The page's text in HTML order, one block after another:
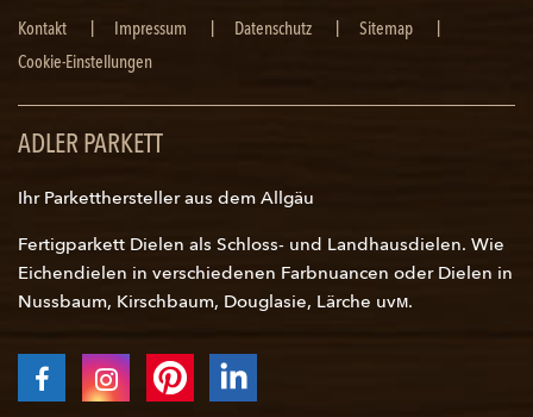
Navigation
überspringen
Kontakt Impressum Datenschutz
Sitemap
Cookie-Einstellungen
ADLER PARKETT
Ihr Parketthersteller aus dem Allgäu
Fertigparkett Dielen als Schloss- und Landhausdielen. Wie
Eichendielen in verschiedenen Farbnuancen oder Dielen in
Nussbaum, Kirschbaum, Douglasie, Lärche uvм.